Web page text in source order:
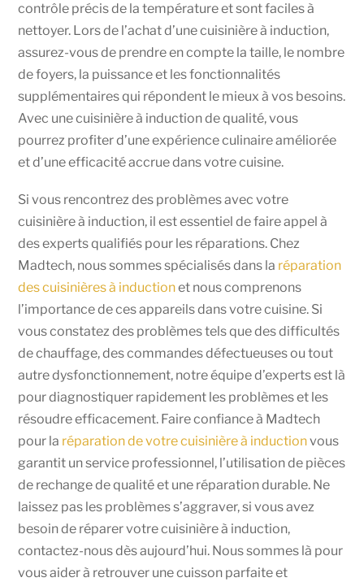
contrôle précis de la température et sont faciles à
nettoyer. Lors de l’achat d’une cuisinière à induction,
assurez-vous de prendre en compte la taille, le nombre
de foyers, la puissance et les fonctionnalités
supplémentaires qui répondent le mieux à vos besoins.
Avec une cuisinière à induction de qualité, vous
pourrez profiter d’une expérience culinaire améliorée
et d’une efficacité accrue dans votre cuisine.
Si vous rencontrez des problèmes avec votre
cuisinière à induction, il est essentiel de faire appel à
des experts qualifiés pour les réparations. Chez
Madtech, nous sommes spécialisés dans la réparation
des cuisinières à inductionet nous comprenons
l’importance de ces appareils dans votre cuisine. Si
vous constatez des problèmes tels que des difficultés
de chauffage, des commandes défectueuses ou tout
autre dysfonctionnement, notre équipe d’experts est là
pour diagnostiquer rapidement les problèmes et les
résoudre efficacement. Faire confiance à Madtech
pour la réparation de votre cuisinière à inductionvous
garantit un service professionnel, l’utilisation de pièces
de rechange de qualité et une réparation durable. Ne
laissez pas les problèmes s’aggraver, si vous avez
besoin de réparer votre cuisinière à induction,
contactez-nous dès aujourd’hui. Nous sommes là pour
vous aider à retrouver une cuisson parfaite et